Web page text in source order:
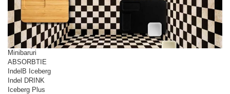
Minibaruri
ABSORBTIE
IndelB Iceberg
Indel DRINK
Iceberg Plus